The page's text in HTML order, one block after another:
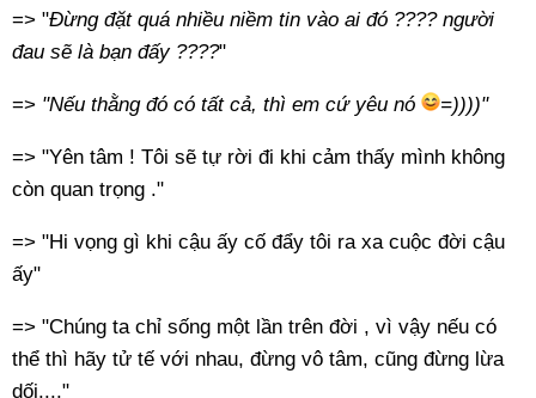
=> "Đừng đặt quá nhiều niềm tin vào ai đó ???? người
đau sẽ là bạn đấy ????"
=> "Nếu thằng đó có tất cả, thì em cứ yêu nó =))))"
=> "Yên tâm ! Tôi sẽ tự rời đi khi cảm thấy mình không
còn quan trọng ."
=> "Hi vọng gì khi cậu ấy cố đẩy tôi ra xa cuộc đời cậu
ấy"
=> "Chúng ta chỉ sống một lần trên đời , vì vậy nếu có
thể thì hãy tử tế với nhau, đừng vô tâm, cũng đừng lừa
dối...."